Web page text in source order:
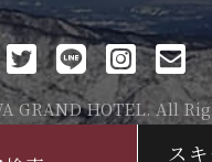
GRAND HOTEL. All
ス